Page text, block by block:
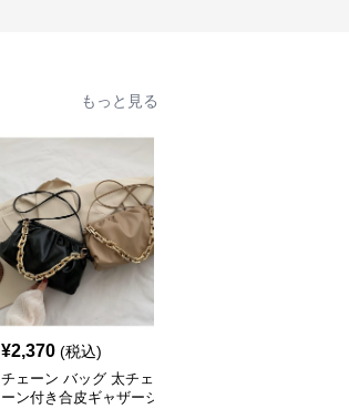
もっと見る
¥2,370 (税込)
チェーン バッグ 太チェ
ーン付き合皮ギャザーシ